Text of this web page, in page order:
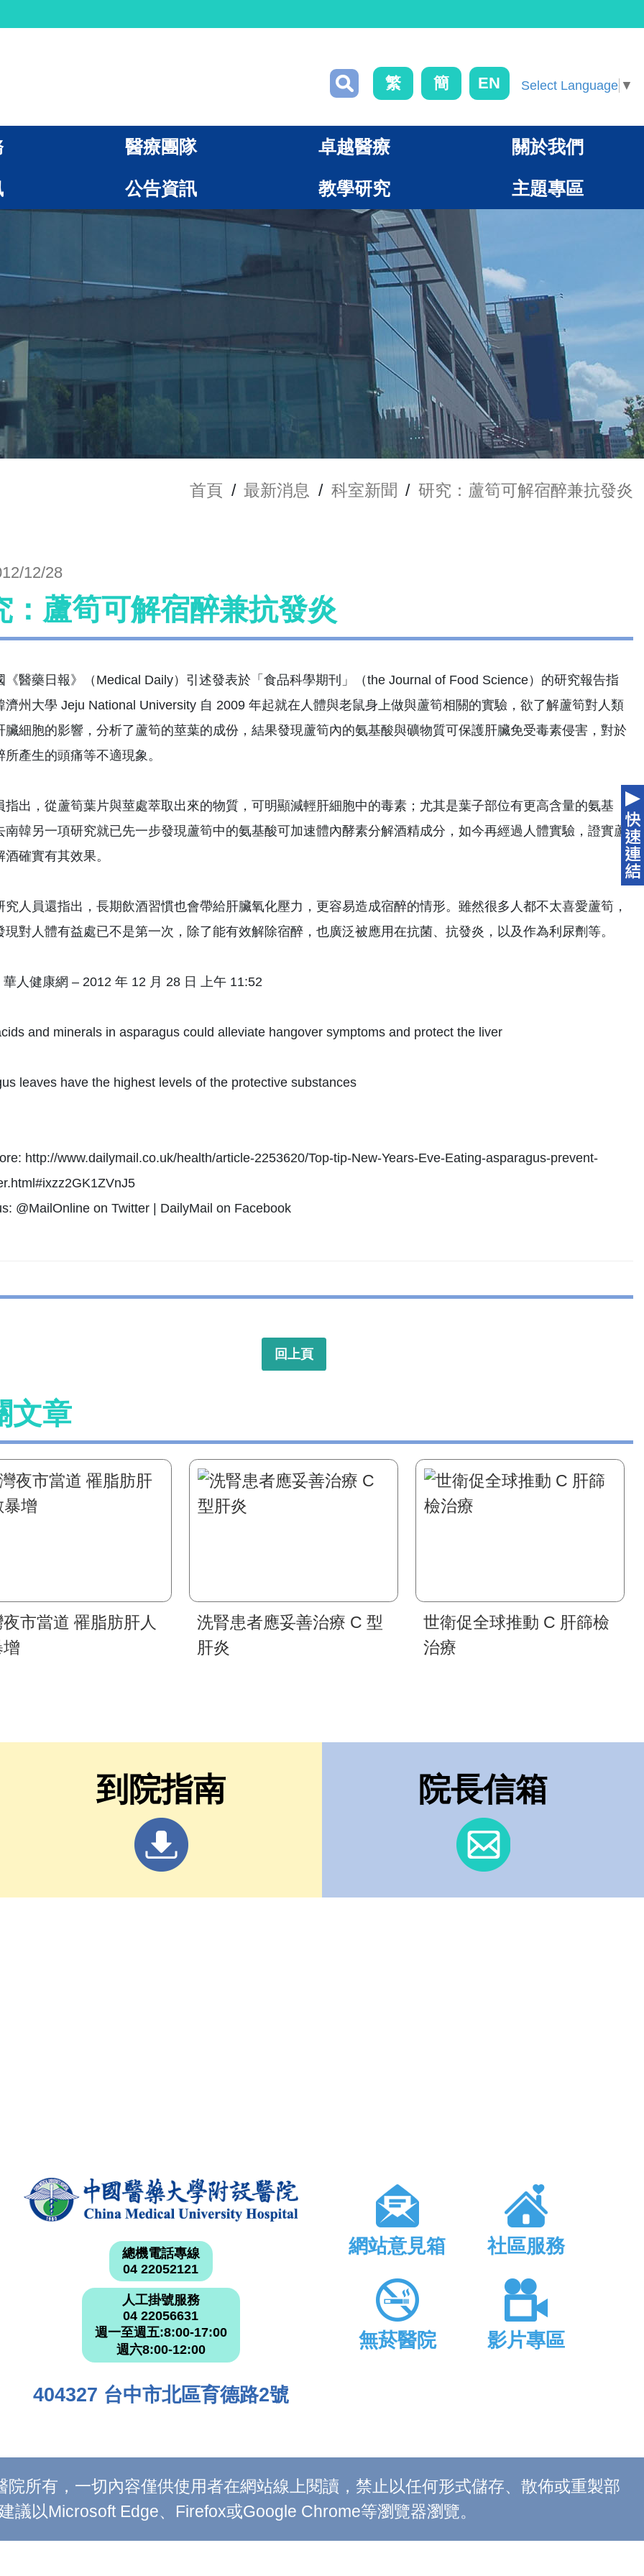
繁 簡 EN Select Language ▼
醫療團隊 卓越醫療 關於我們
公告資訊 教學研究 主題專區
首頁 / 最新消息 / 科室新聞 / 研究：蘆筍可解宿醉兼抗發炎
12/28
：蘆筍可解宿醉兼抗發炎
《醫藥日報》（Medical Daily）引述發表於「食品科學期刊」（the Journal of Food Science）的研究報告指
濟州大學 Jeju National University 自 2009 年起就在人體與老鼠身上做與蘆筍相關的實驗，欲了解蘆筍對人類
臟細胞的影響，分析了蘆筍的莖葉的成份，結果發現蘆筍內的氨基酸與礦物質可保護肝臟免受毒素侵害，對於
所產生的頭痛等不適現象。
指出，從蘆筍葉片與莖處萃取出來的物質，可明顯減輕肝細胞中的毒素；尤其是葉子部位有更高含量的氨基
南韓另一項研究就已先一步發現蘆筍中的氨基酸可加速體內酵素分解酒精成分，如今再經過人體實驗，證實蘆
確實有其效果。
究人員還指出，長期飲酒習慣也會帶給肝臟氧化壓力，更容易造成宿醉的情形。雖然很多人都不太喜愛蘆筍，
現對人體有益處已不是第一次，除了能有效解除宿醉，也廣泛被應用在抗菌、抗發炎，以及作為利尿劑等。
人健康網 – 2012 年 12 月 28 日 上午 11:52
and minerals in asparagus could alleviate hangover symptoms and protect the liver
leaves have the highest levels of the protective substances
http://www.dailymail.co.uk/health/article-2253620/Top-tip-New-Years-Eve-Eating-asparagus-prevent-
@MailOnline on Twitter | DailyMail on Facebook
回上頁
文章
市當道 罹脂肪肝人
洗腎患者應妥善治療 C 型
肝炎
世衛促全球推動 C 肝篩檢
治療
到院指南 院長信箱
總機電話專線
04 22052121
人工掛號服務
04 22056631
週一至週五:8:00-17:00
週六8:00-12:00
404327 台中市北區育德路2號
網站意見箱 社區服務
無菸醫院 影片專區
所有，一切內容僅供使用者在網站線上閱讀，禁止以任何形式儲存、散佈或重製部
議以Microsoft Edge、Firefox或Google Chrome等瀏覽器瀏覽。